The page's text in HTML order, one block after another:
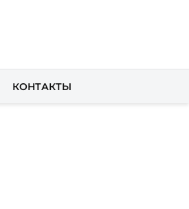
КОНТАКТЫ